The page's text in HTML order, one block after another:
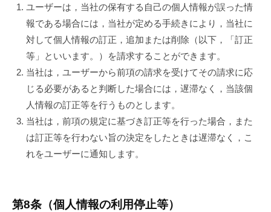
ユーザーは，当社の保有する自己の個人情報が誤った情
報である場合には，当社が定める手続きにより，当社に
対して個人情報の訂正，追加または削除（以下，「訂正
等」といいます。）を請求することができます。
当社は，ユーザーから前項の請求を受けてその請求に応
じる必要があると判断した場合には，遅滞なく，当該個
人情報の訂正等を行うものとします。
当社は，前項の規定に基づき訂正等を行った場合，また
は訂正等を行わない旨の決定をしたときは遅滞なく，こ
れをユーザーに通知します。
第8条（個人情報の利用停止等）